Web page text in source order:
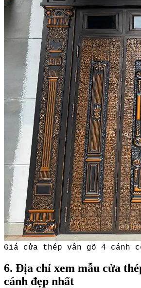
Giá cửa thép vân gỗ 4 cánh
6. Địa chỉ xem mẫu cửa
cánh đẹp nhất